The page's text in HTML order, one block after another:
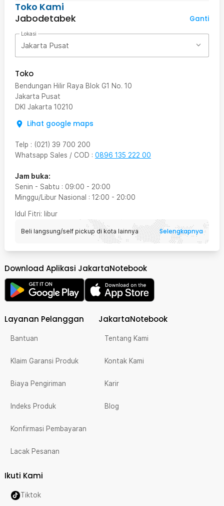
Toko Kami
Jabodetabek
Ganti
Lokasi
Jakarta Pusat
Toko
Bendungan Hilir Raya Blok G1 No. 10
Jakarta Pusat
DKI Jakarta 10210
Lihat google maps
Telp : (021) 39 700 200
Whatsapp Sales / COD : 0896 135 222 00
Jam buka:
Senin - Sabtu : 09:00 - 20:00
Minggu/Libur Nasional : 12:00 - 20:00
Idul Fitri: libur
Beli langsung/self pickup di kota lainnya Selengkapnya
Download Aplikasi JakartaNotebook
Layanan Pelanggan
Bantuan
Klaim Garansi Produk
Biaya Pengiriman
Indeks Produk
Konfirmasi Pembayaran
Lacak Pesanan
JakartaNotebook
Tentang Kami
Kontak Kami
Karir
Blog
Ikuti Kami
Tiktok